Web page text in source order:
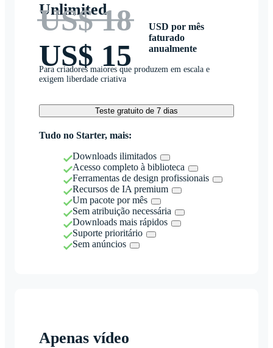
Unlimited
US$ 18
US$ 15
USD por mês
faturado
anualmente
Para criadores maiores que produzem em escala e
exigem liberdade criativa
Teste gratuito de 7 dias
Tudo no Starter, mais:
Downloads ilimitados
Acesso completo à biblioteca
Ferramentas de design profissionais
Recursos de IA premium
Um pacote por mês
Sem atribuição necessária
Downloads mais rápidos
Suporte prioritário
Sem anúncios
Apenas vídeo